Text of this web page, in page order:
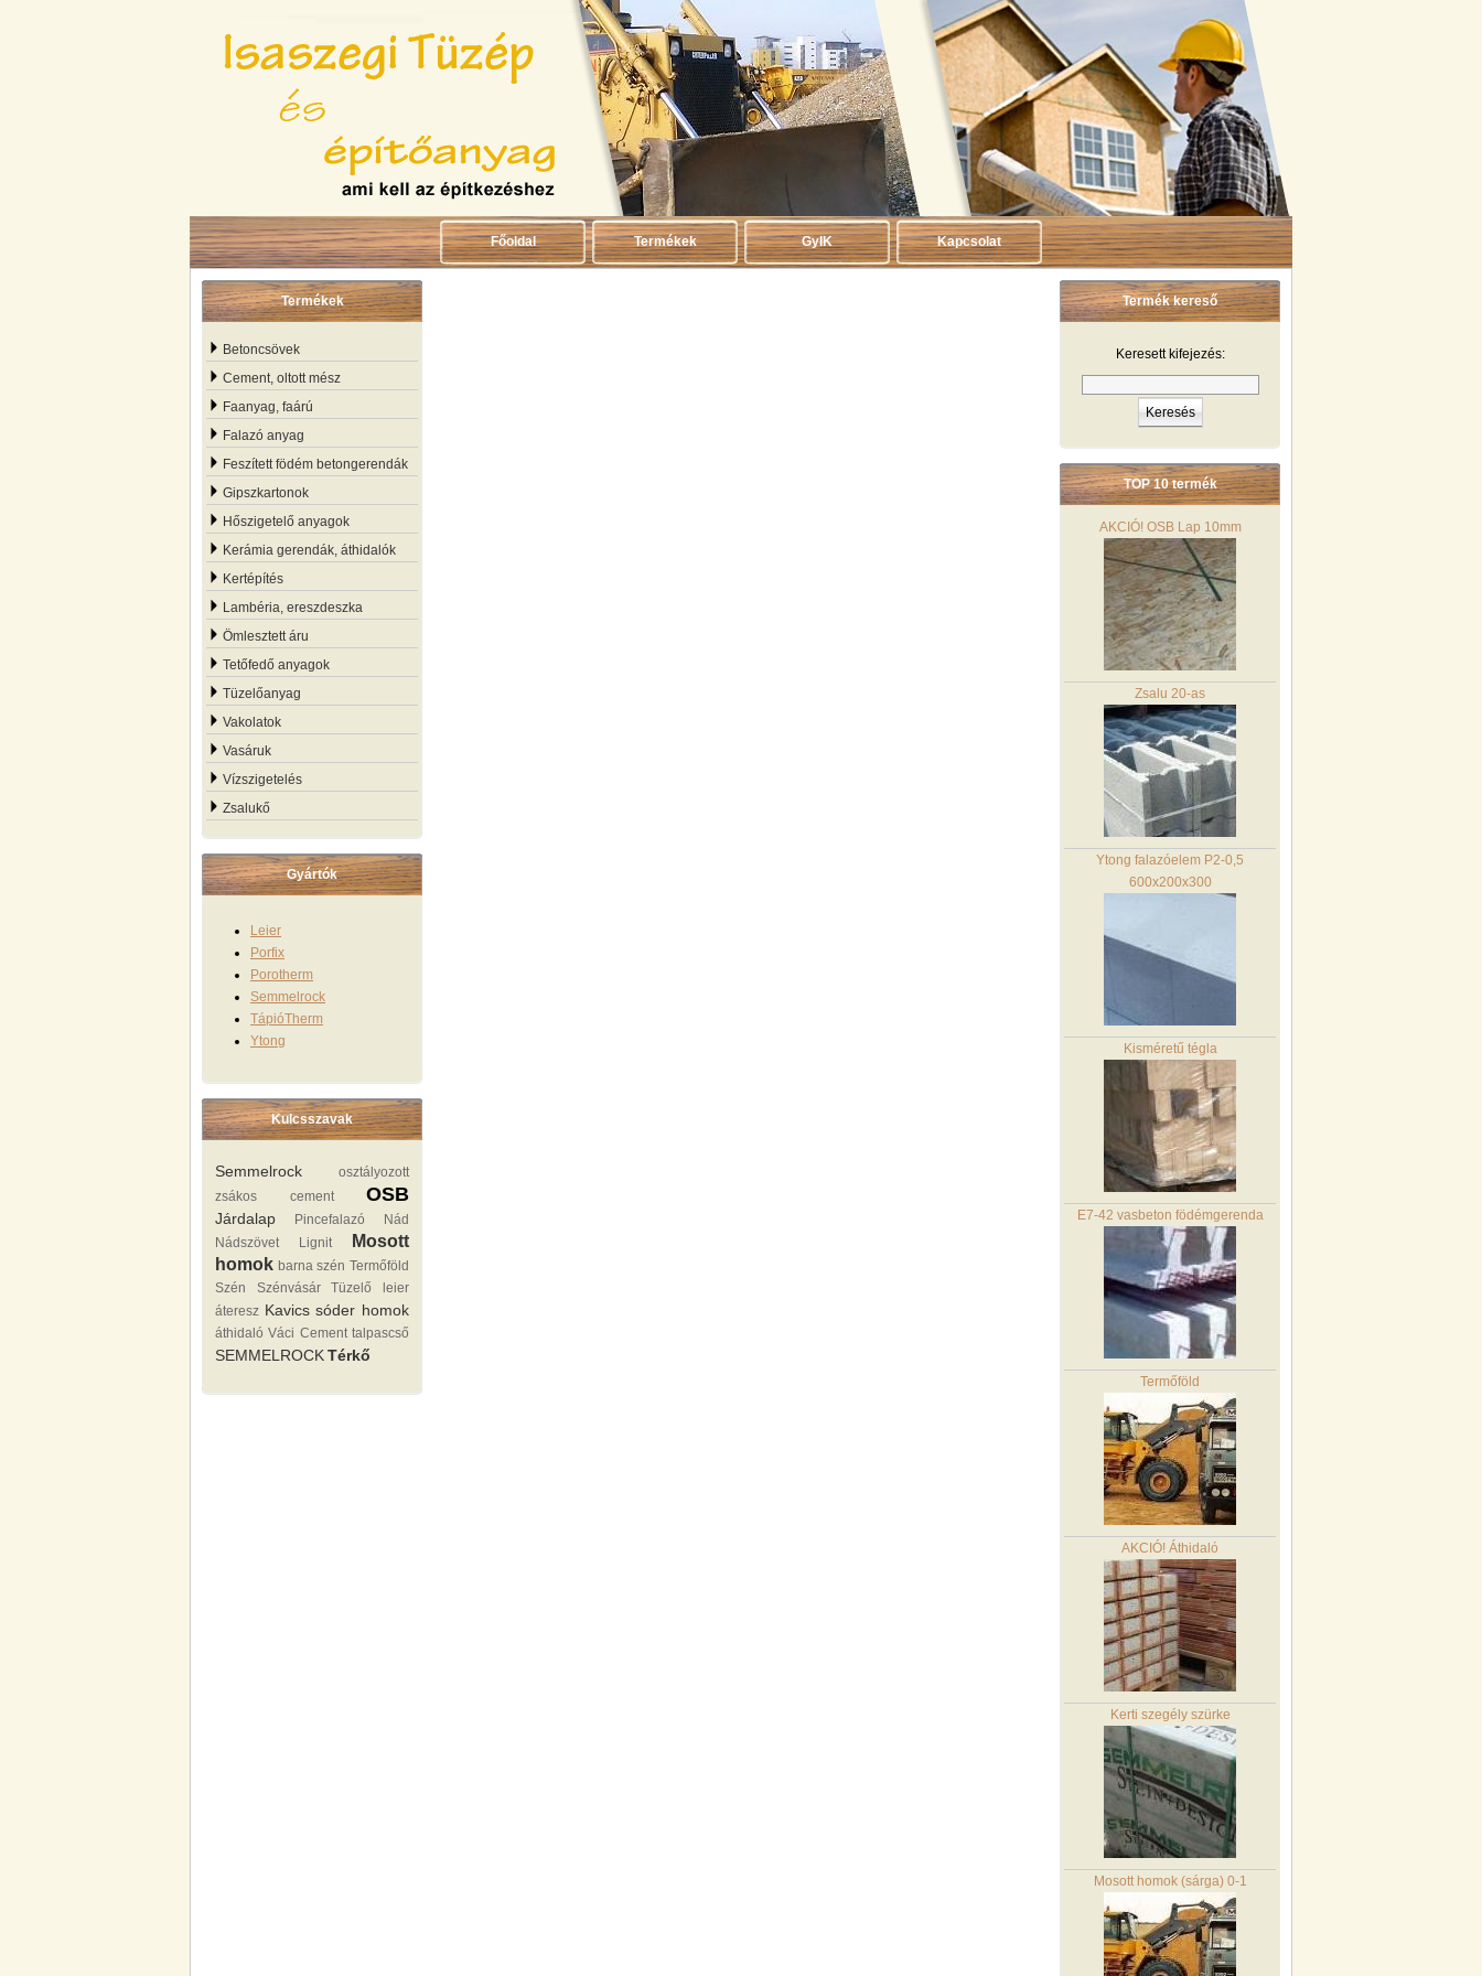
Főoldal Termékek GyIK Kapcsolat
Termékek
Betoncsövek
Cement, oltott mész
Faanyag, faárú
Falazó anyag
Feszített födém betongerendák
Gipszkartonok
Hőszigetelő anyagok
Kerámia gerendák, áthidalók
Kertépítés
Lambéria, ereszdeszka
Ömlesztett áru
Tetőfedő anyagok
Tüzelőanyag
Vakolatok
Vasáruk
Vízszigetelés
Zsalukő
Gyártók
Leier
Porfix
Porotherm
Semmelrock
TápióTherm
Ytong
Kulcsszavak
Semmelrock
osztályozott
zsákos cement
OSB
Járdalap Pincefalazó
Nád
Nádszövet
Lignit
Mosott
homok barna szén Termőföld
Szén Szénvásár Tüzelő
leier
áteresz Kavics sóder homok
áthidaló Váci Cement talpascső
SEMMELROCKTérkő
Termék kereső
Keresett kifejezés:
TOP 10 termék
AKCIÓ! OSB Lap 10mm
Zsalu 20-as
Ytong falazóelem P2-0,5
600x200x300
Kisméretű tégla
E7-42 vasbeton födémgerenda
Termőföld
AKCIÓ! Áthidaló
Kerti szegély szürke
Mosott homok (sárga) 0-1